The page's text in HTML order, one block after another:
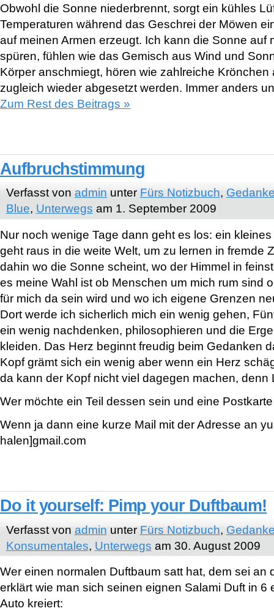
Obwohl die Sonne niederbrennt, sorgt ein kühles
Temperaturen während das Geschrei der Möwen
auf meinen Armen erzeugt. Ich kann die Sonne auf
spüren, fühlen wie das Gemisch aus Wind und
Körper anschmiegt, hören wie zahlreiche Krönchen
zugleich wieder abgesetzt werden. Immer anders
Zum Rest des Beitrags »
Aufbruchstimmung
Verfasst von admin unter Fürs Notizbuch,
Blue, Unterwegs am 1. September 2009
Nur noch wenige Tage dann geht es los: ein
geht raus in die weite Welt, um zu lernen in fremde
dahin wo die Sonne scheint, wo der Himmel in
es meine Wahl ist ob Menschen um mich rum sind
für mich da sein wird und wo ich eigene Grenzen
Dort werde ich sicherlich mich ein wenig gehen,
ein wenig nachdenken, philosophieren und die
kleiden. Das Herz beginnt freudig beim Gedanken
Kopf grämt sich ein wenig aber wenn ein Herz
da kann der Kopf nicht viel dagegen machen, denn
Wer möchte ein Teil dessen sein und eine
Wenn ja dann eine kurze Mail mit der Adresse an
halen]gmail.com
Do it yourself: Pimp your Duftbaum!
Verfasst von admin unter Fürs Notizbuch,
Konsumentales, Unterwegs am 30. August 2009
Wer einen normalen Duftbaum satt hat, dem sei an
erklärt wie man sich seinen eignen Salami Duft in 6
Auto kreiert: